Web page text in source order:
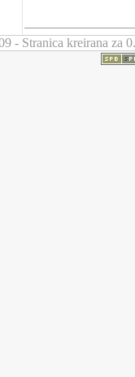
- Stranica kreirana za